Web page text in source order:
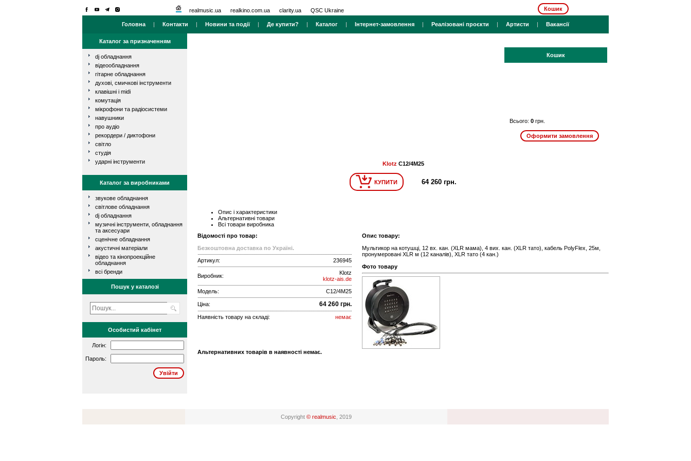
realmusic.ua realkino.com.ua clarity.ua QSC Ukraine Кошик
Головна | Контакти | Новини та події| Де купити? | Каталог | Інтернет-замовлення | Реалізовані проєкти | Артисти | Вакансії
Каталог за призначенням
dj обладнання
відеообладнання
гітарне обладнання
духові, смичкові інструменти
клавішні і midi
комутація
мікрофони та радіосистеми
навушники
про аудіо
рекордери / диктофони
світло
студія
ударні інструменти
Каталог за виробниками
звукове обладнання
світлове обладнання
dj обладнання
музичні інструменти, обладнання
та аксесуари
сценічне обладнання
акустичні матеріали
відео та кінопроекційне
обладнання
всі бренди
Пошук у каталозі
Особистий кабінет
Логін:
Пароль:
Кошик
Всього: 0 грн.
Klotz C12/4M25
КУПИТИ 64 260 грн.
Опис і характеристики
Альтернативні товари
Всі товари виробника
Відомості про товар:
Безкоштовна доставка по Україні.
Артикул:
236945
Виробник:
Klotz
klotz-ais.de
Модель:
C12/4M25
Ціна: 64 260 грн.
Наявність товару на складі: немає
Опис товару:
Мультикор на котушці, 12 вх. кан. (XLR мама), 4 вих. кан. (XLR тато), кабель PolyFlex, 25м,
пронумеровані XLR м (12 каналів), XLR тато (4 кан.)
Фото товару
Альтернативних товарів в наявності немає.
Copyright © realmusic , 2019